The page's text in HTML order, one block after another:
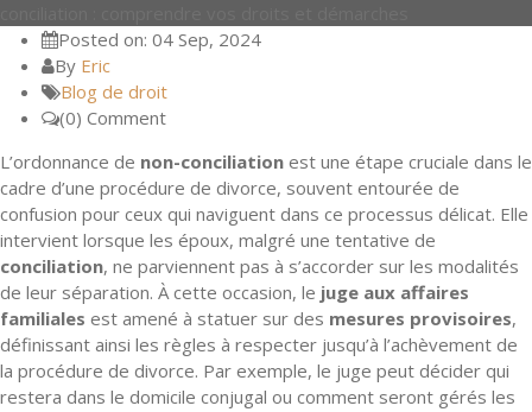
Posted on: 04 Sep, 2024
By Eric
Blog de droit
(0) Comment
L’ordonnance de non-conciliation est une étape cruciale dans le
cadre d’une procédure de divorce, souvent entourée de
confusion pour ceux qui naviguent dans ce processus délicat. Elle
intervient lorsque les époux, malgré une tentative de
conciliation, ne parviennent pas à s’accorder sur les modalités
de leur séparation. À cette occasion, le juge aux affaires
familiales est amené à statuer sur des mesures provisoires,
définissant ainsi les règles à respecter jusqu’à l’achèvement de
la procédure de divorce. Par exemple, le juge peut décider qui
restera dans le domicile conjugal ou comment seront gérés les